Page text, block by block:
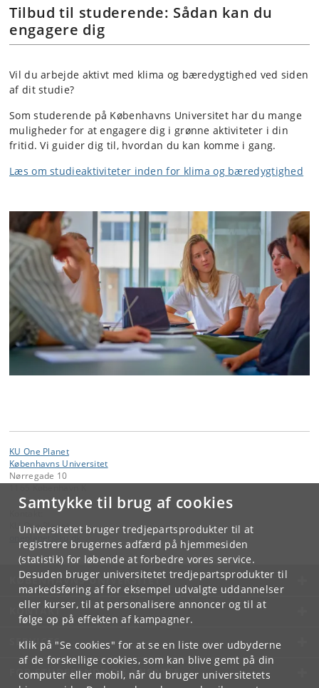
Samtykke til brug af cookies
Universitetet bruger tredjepartsprodukter til at
registrere brugernes adfærd på hjemmesiden
(statistik) for løbende at forbedre vores service.
Desuden bruger universitetet tredjepartsprodukter til
markedsføring af for eksempel udvalgte uddannelser
eller kurser, til at personalisere annoncer og til at
følge op på effekten af kampagner.
Klik på "Se cookies" for at se en liste over udbyderne
af de forskellige cookies, som kan blive gemt på din
computer eller mobil, når du bruger universitetets
Tilbud til studerende: Sådan kan du
engagere dig
Vil du arbejde aktivt med klima og bæredygtighed ved siden
af dit studie?
Som studerende på Københavns Universitet har du mange
muligheder for at engagere dig i grønne aktiviteter i din
fritid. Vi guider dig til, hvordan du kan komme i gang.
Læs om studieaktiviteter inden for klima og bæredygtighed
KU One Planet
Københavns Universitet
Nørregade 10
KU One Planet
KØBENHAVNS UNIVERSITET
KONTAKT
SERVICES
FOR STUDERENDE OG ANSATTE